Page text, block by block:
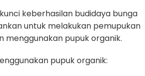
keberhasilan budidaya bunga
untuk melakukan pemupukan
menggunakan pupuk organik.
pupuk organik: